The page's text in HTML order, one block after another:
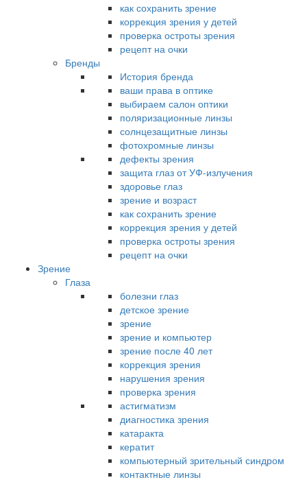
как сохранить зрение
коррекция зрения у детей
проверка остроты зрения
рецепт на очки
Бренды
История бренда
ваши права в оптике
выбираем салон оптики
поляризационные линзы
солнцезащитные линзы
фотохромные линзы
дефекты зрения
защита глаз от УФ-излучения
здоровье глаз
зрение и возраст
как сохранить зрение
коррекция зрения у детей
проверка остроты зрения
рецепт на очки
Зрение
Глаза
болезни глаз
детское зрение
зрение
зрение и компьютер
зрение после 40 лет
коррекция зрения
нарушения зрения
проверка зрения
астигматизм
диагностика зрения
катаракта
кератит
компьютерный зрительный синдром
контактные линзы